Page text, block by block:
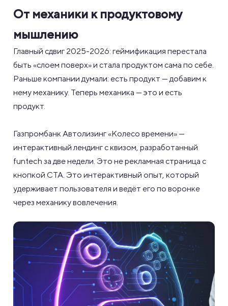
От механики к продуктовому
мышлению
Главный сдвиг 2025-2026: геймификация перестала
быть «слоем поверх» и стала продуктом сама по себе.
Раньше компании думали: есть продукт — добавим к
нему механику. Теперь механика — это и есть
продукт.
Газпромбанк Автолизинг «Колесо времени» —
интерактивный лендинг с квизом, разработанный
funtech за две недели. Это не рекламная страница с
кнопкой CTA. Это интерактивный опыт, который
удерживает пользователя и ведёт его по воронке
через механику вовлечения.